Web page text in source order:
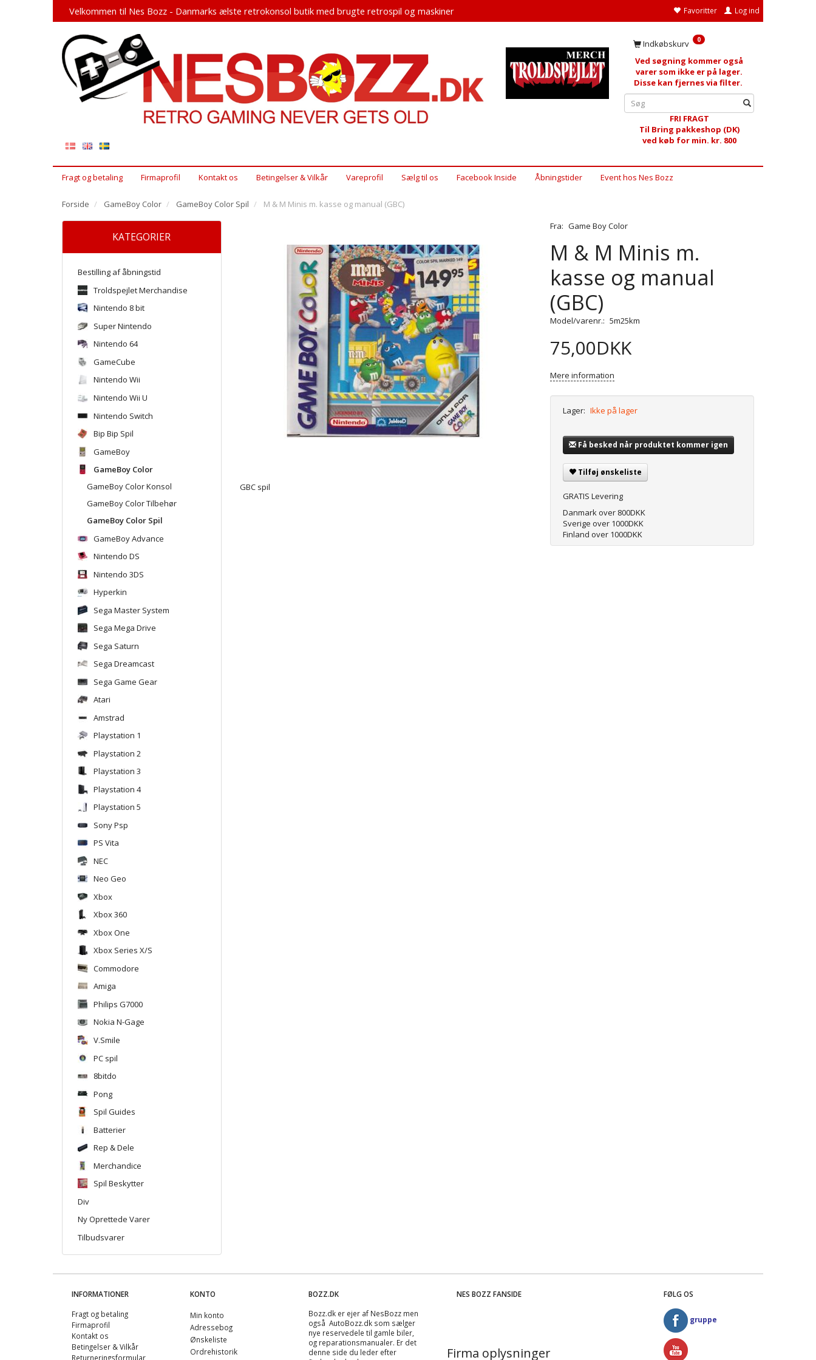
Favoritter Log ind
Velkommen til Nes Bozz - Danmarks ælste retrokonsol butik med brugte retrospil og maskiner
Indkøbskurv 0
Ved søgning kommer også
varer som ikke er på lager.
Disse kan fjernes via filter.
FRI FRAGT
Til Bring pakkeshop (DK)
ved køb for min. kr. 800
Fragt og betaling Firmaprofil Kontakt os Betingelser & Vilkår Vareprofil Sælg til os Facebook Inside Åbningstider Event hos Nes Bozz
Forside GameBoy Color GameBoy Color Spil M & M Minis m. kasse og manual (GBC)
KATEGORIER
Bestilling af åbningstid
Troldspejlet Merchandise
Nintendo 8 bit
Super Nintendo
Nintendo 64
GameCube
Nintendo Wii
Nintendo Wii U
Nintendo Switch
Bip Bip Spil
GameBoy
GameBoy Color
GameBoy Color Konsol
GameBoy Color Tilbehør
GameBoy Color Spil
GameBoy Advance
Nintendo DS
Nintendo 3DS
Hyperkin
Sega Master System
Sega Mega Drive
Sega Saturn
Sega Dreamcast
Sega Game Gear
Atari
Amstrad
Playstation 1
Playstation 2
Playstation 3
Playstation 4
Playstation 5
Sony Psp
PS Vita
NEC
Neo Geo
Xbox
Xbox 360
Xbox One
Xbox Series X/S
Commodore
Amiga
Philips G7000
Nokia N-Gage
V.Smile
PC spil
8bitdo
Pong
Spil Guides
Batterier
Rep & Dele
Merchandice
Spil Beskytter
Div
Ny Oprettede Varer
Tilbudsvarer
GBC spil
Fra: Game Boy Color
M & M Minis m.
kasse og manual
(GBC)
Model/varenr.: 5m25km
75,00DKK
Mere information
Lager: Ikke på lager
Få besked når produktet kommer igen
Tilføj ønskeliste
GRATIS Levering
Danmark over 800DKK
Sverige over 1000DKK
Finland over 1000DKK
INFORMATIONER
Fragt og betaling
Firmaprofil
Kontakt os
Betingelser & Vilkår
Returneringsformular
KONTO
Min konto
Adressebog
Ønskeliste
Ordrehistorik
BOZZ.DK
Bozz.dk er ejer af NesBozz men
også AutoBozz.dk som sælger
nye reservedele til gamle biler,
og reparationsmanualer. Er det
denne side du leder efter
NES BOZZ FANSIDE
Firma oplysninger
FØLG OS
gruppe